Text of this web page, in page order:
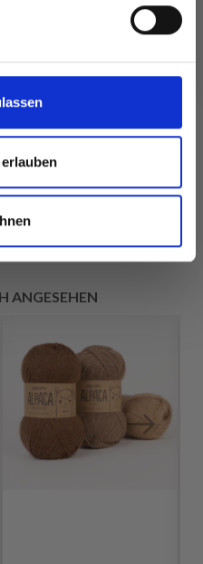
DROPS COTTON
EUR 3.20
Alle Optionen
ansehen
ANGESEHEN